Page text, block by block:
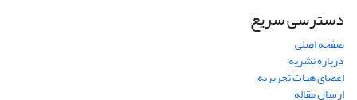
دسترسی سریع
صفحه اصلی
درباره نشریه
اعضای هیات تحریریه
ارسال مقاله